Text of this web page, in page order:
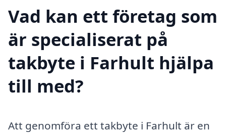
Vad kan ett företag som
är specialiserat på
takbyte i Farhult hjälpa
till med?
Att genomföra ett takbyte i Farhult är en